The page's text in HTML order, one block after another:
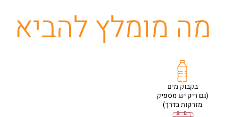
מה מומלץ להביא
בקבוק מים
(גם ריק יש מספיק
מזרקות בדרך)